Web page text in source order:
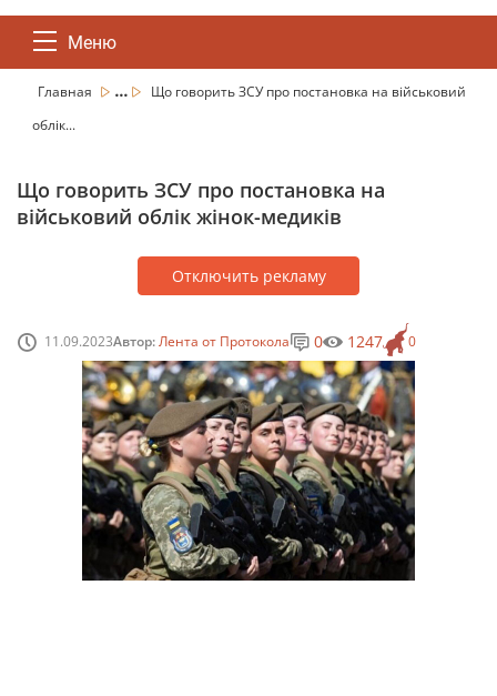
Меню
Главная ...
Що говорить ЗСУ про постановка на військовий
облік...
Що говорить ЗСУ про постановка на
військовий облік жінок-медиків
Отключить рекламу
11.09.2023Автор:Лента от Протокола 0
0 1247